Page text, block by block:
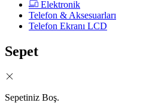
Elektronik
Telefon & Aksesuarları
Telefon Ekranı LCD
Sepet
Sepetiniz Boş.